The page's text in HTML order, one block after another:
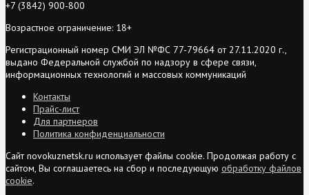
+7 (3842) 900-800
Возрастное ограничение: 18+
Регистрационный номер СМИ ЭЛ №ФС 77-79664 от 27.11.2020 г.,
выдано Федеральной службой по надзору в сфере связи,
информационных технологий и массовых коммуникаций
Контакты
Прайс-лист
Для партнеров
Политика конфиденциальности
Сайт novokuznetsk.ru использует файлы cookie. Продолжая работу с
сайтом, Вы соглашаетесь на сбор и последующую обработку файлов
cookie.